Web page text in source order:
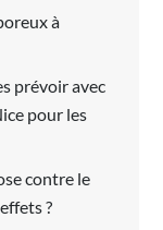
à
prévoir avec
pour les
contre le
?